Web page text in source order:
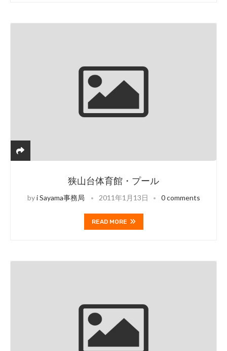
狭山台体育館・プール
byi Sayama事務局 2011年1月13日 0 comments
READ MORE